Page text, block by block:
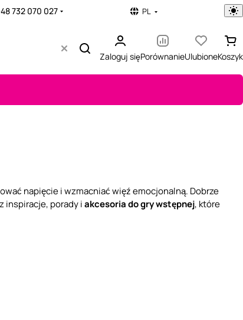
732 070 027 PL
Zaloguj sięPorównanieUlubioneKoszyk
napięcie i wzmacniać więź emocjonalną. Dobrze
inspiracje, porady iakcesoria do gry wstępnej, które